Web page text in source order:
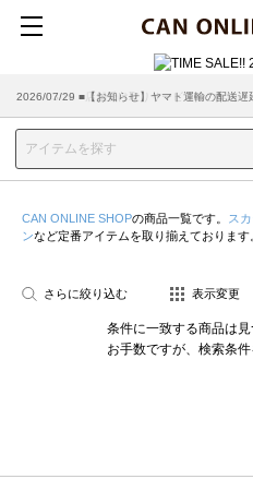
2026/07/29 ■【お知らせ】ヤマト運輸の配送遅
2026/03/18 ■店舗受け取りサービスのご案内
CAN ONLINE SHOPの商品一覧です。 ス
ンなど定番アイテムを取り揃えております
さらに絞り込む 表示変更
条件に一致する商品は見
お手数ですが、検索条件